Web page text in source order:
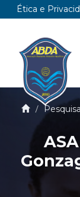
Ética e